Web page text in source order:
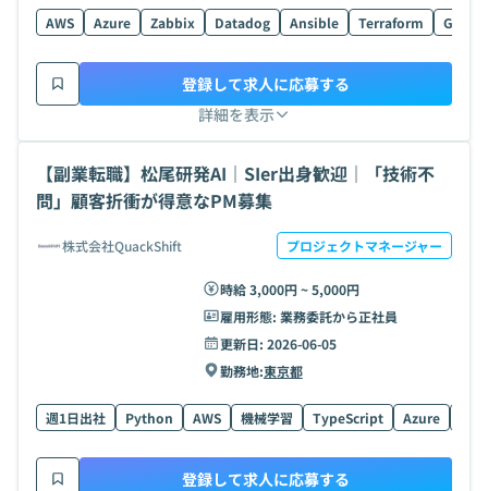
AWS Azure Zabbix Datadog Ansible Terraform GCP
詳細を表示
登録して求人に応募する
【副業転職】松尾研発AI｜SIer出身歓迎｜「技術不
問」顧客折衝が得意なPM募集
株式会社QuackShift プロジェクトマネージャー
時給 3,000円 ~ 5,000円
雇用形態: 業務委託から正社員
更新日: 2026-06-05
勤務地:東京都
週1日出社 Python AWS 機械学習 TypeScript Azure
登録して求人に応募する